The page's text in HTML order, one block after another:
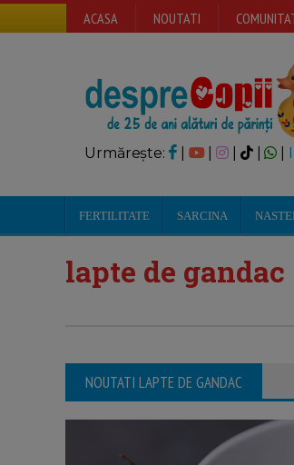
ACASA NOUTATI
Urmărește: | |
FERTILITATE SARCINA
lapte de gandac
NOUTATI LAPTE DE GANDAC